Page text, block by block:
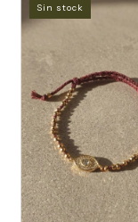
Sin stock